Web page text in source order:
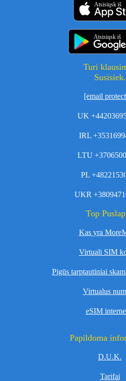
Atsisiųsk iš
Atsisiųsk iš
Turi
Susisiek.
[email
UK
IRL
LTU
PL
UKR
Top
Kas yra
Virtuali SIM
Pigūs tarptautiniai
Virtualus
eSIM
Papildoma
D.U.K.
Tarifai